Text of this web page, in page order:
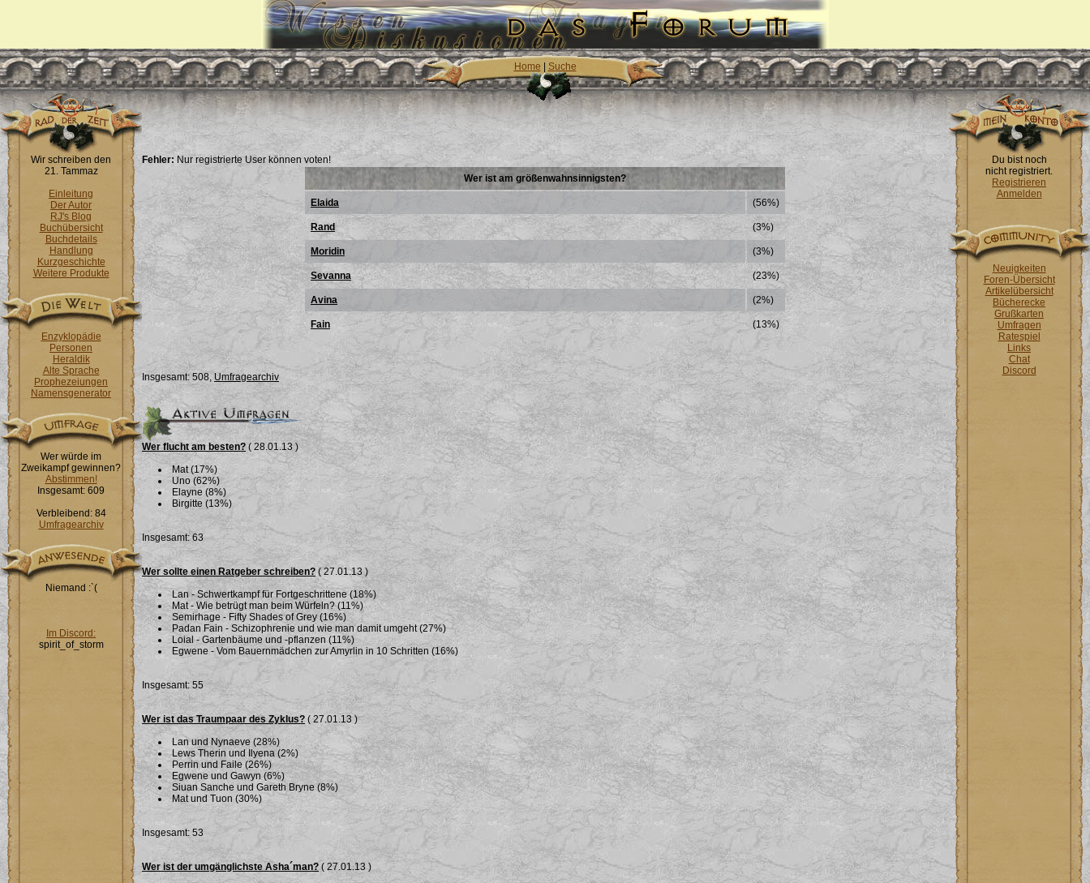
Home Suche
Wir schreiben den
21. Tammaz
Einleitung
Der Autor
RJ's Blog
Buchübersicht
Buchdetails
Handlung
Kurzgeschichte
Weitere Produkte
Enzyklopädie
Personen
Heraldik
Alte Sprache
Prophezeiungen
Namensgenerator
Wer würde im
Zweikampf gewinnen?
Abstimmen!
Insgesamt: 609
Verbleibend: 84
Umfragearchiv
Niemand :`(
Im Discord:
spirit_of_storm
Fehler:Nur registrierte User können voten!
Wer ist am größenwahnsinnigsten?
Elaida (56%)
Rand (3%)
Moridin (3%)
Sevanna (23%)
Avina (2%)
Fain (13%)
Insgesamt: 508, Umfragearchiv
Wer flucht am besten? ( 28.01.13 )
Mat (17%)
Uno (62%)
Elayne (8%)
Birgitte (13%)
Insgesamt: 63
Wer sollte einen Ratgeber schreiben? ( 27.01.13 )
Lan - Schwertkampf für Fortgeschrittene (18%)
Mat - Wie betrügt man beim Würfeln? (11%)
Semirhage - Fifty Shades of Grey (16%)
Padan Fain - Schizophrenie und wie man damit umgeht (27%)
Loial - Gartenbäume und -pflanzen (11%)
Egwene - Vom Bauernmädchen zur Amyrlin in 10 Schritten (16%)
Insgesamt: 55
Wer ist das Traumpaar des Zyklus? ( 27.01.13 )
Lan und Nynaeve (28%)
Lews Therin und Ilyena (2%)
Perrin und Faile (26%)
Egwene und Gawyn (6%)
Siuan Sanche und Gareth Bryne (8%)
Mat und Tuon (30%)
Insgesamt: 53
Wer ist der umgänglichste Asha´man? ( 27.01.13 )
Du bist noch
nicht registriert.
Registrieren
Anmelden
Neuigkeiten
Foren-Übersicht
Artikelübersicht
Bücherecke
Grußkarten
Umfragen
Ratespiel
Links
Chat
Discord